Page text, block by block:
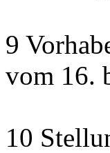
9
vom 16.
10